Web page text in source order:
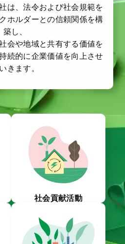
は、法令および社会規範を
ホルダーとの信頼関係を構
築し、
会や地域と共有する価値を
続的に企業価値を向上させ
きます。
社会貢献活動